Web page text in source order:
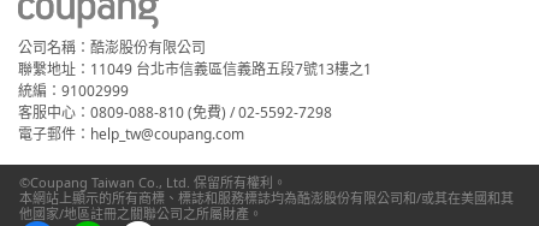
公司名稱：酷澎股份有限公司
聯繫地址：11049 台北市信義區信義路五段7號13樓之1
統編：91002999
客服中心：0809-088-810 (免費) / 02-5592-7298
電子郵件：help_tw@coupang.com
©Coupang Taiwan Co., Ltd. 保留所有權利。
本網站上顯示的所有商標、標誌和服務標誌均為酷澎股份有限公司和/或其在美國和其
他國家/地區註冊之關聯公司之所屬財產。